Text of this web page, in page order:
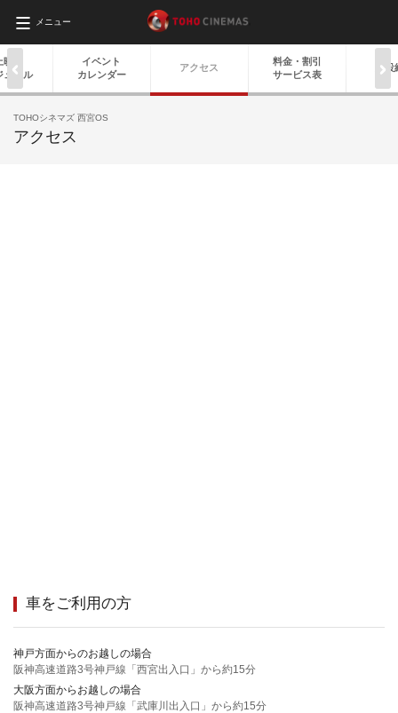
メニュー
ュール
イベント
カレンダー
アクセス
料金・ 割引
サービス表
施
TOHOシネマズ 西宮OS
アクセス
車をご利用の方
神戸方面からのお越しの場合
阪神高速道路3号神戸線「西宮出入口」から約15分
大阪方面からお越しの場合
阪神高速道路3号神戸線「武庫川出入口」から約15分